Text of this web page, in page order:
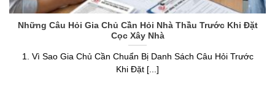
Những Câu Hỏi Gia Chủ Cần Hỏi Nhà Thầu Trước Khi Đặt
Cọc Xây Nhà
1. Vì Sao Gia Chủ Cần Chuẩn Bị Danh Sách Câu Hỏi Trước
Khi Đặt [...]